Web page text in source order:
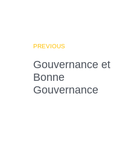
PREVIOUS
Gouvernance et
Bonne
Gouvernance